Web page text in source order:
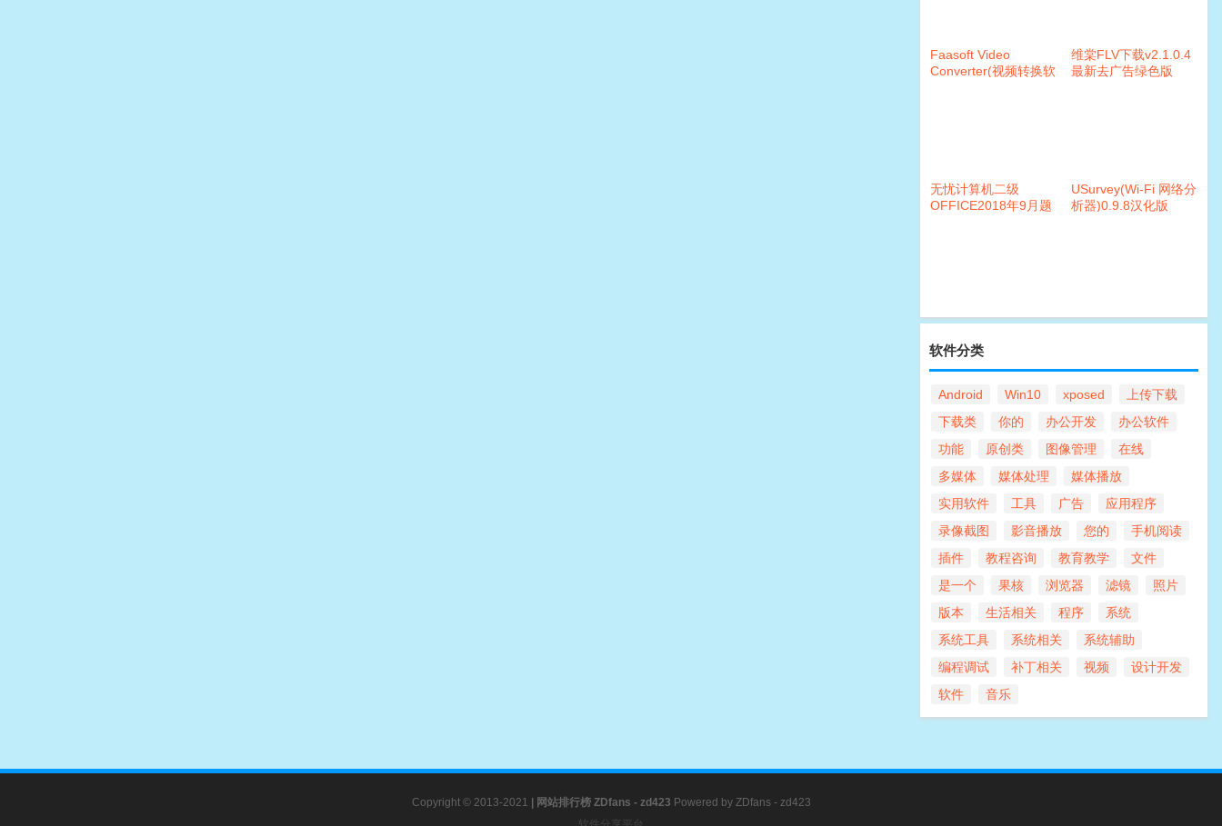
Faasoft Video
Converter(视频转换软
维棠FLV下载v2.1.0.4
最新去广告绿色版
无忧计算机二级
OFFICE2018年9月题
USurvey(Wi-Fi 网络分
析器)0.9.8汉化版
软件分类
Android Win10 xposed
上传下载
下载类
你的 办公开发
办公软件
功能
原创类 图像管理
在线
多媒体
媒体处理
媒体播放
实用软件
工具 广告
应用程序
录像截图
影音播放 您的
手机阅读
插件
教程咨询 教育教学
文件
是一个
果核 浏览器 滤镜
照片
版本
生活相关 程序
系统
系统工具
系统相关
系统辅助
编程调试
补丁相关 视频
设计开发
软件
音乐
Copyright © 2013-2021 网站排行榜ZDfans - zd423 Powered by ZDfans - zd423